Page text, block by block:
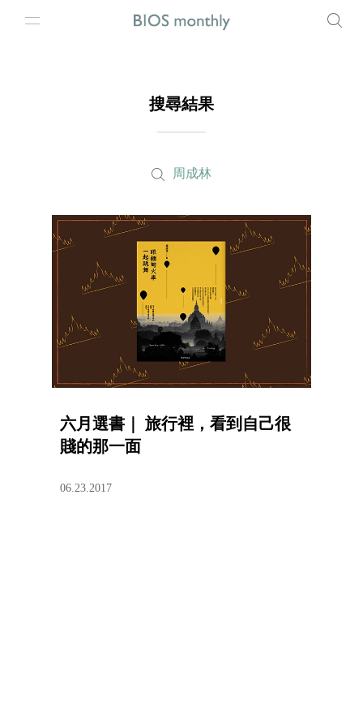
搜尋結果
周成林
六月選書｜ 旅行裡，看到自己很
賤的那一面
06.23.2017